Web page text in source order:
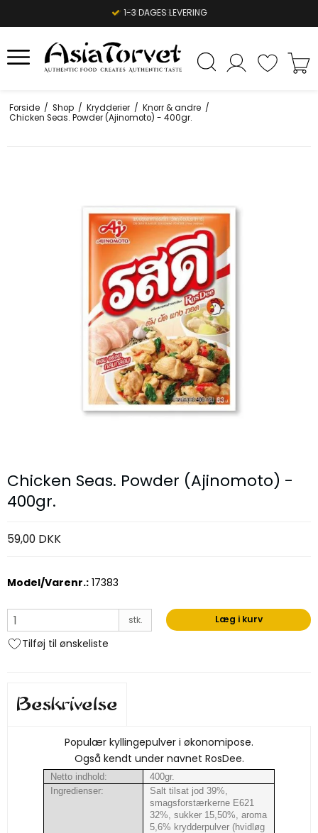
1-3 DAGES LEVERING
Forside / Shop / Krydderier / Knorr & andre /
Chicken Seas. Powder (Ajinomoto) - 400gr.
Chicken Seas. Powder (Ajinomoto) -
400gr.
59,00 DKK
Model/Varenr.: 17383
stk. Læg i kurv
Tilføj til ønskeliste
Beskrivelse
Populær kyllingepulver i økonomipose.
Også kendt under navnet RosDee.
Netto indhold:
400gr.
Ingredienser:
Salt tilsat jod 39%,
smagsforstærkerne E621
32%, sukker 15,50%, aroma
5,6% krydderpulver (hvidløg